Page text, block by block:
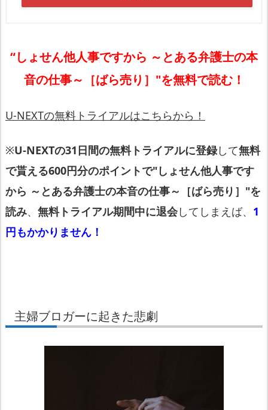
“しょせん他人事ですから ～とある弁護士の本
音の仕事～［ばら売り］"を無料で読む！
U-NEXTの無料トライアルはこちらから！
※U-NEXTの31日間の無料トライアルに登録して無料
で貰える600円分のポイントで"しょせん他人事です
から ～とある弁護士の本音の仕事～［ばら売り］"を
読み、 無料トライアル期間中に退会してしまえば、 1
円もかかりません！
主婦ブロガーに起きた悲劇